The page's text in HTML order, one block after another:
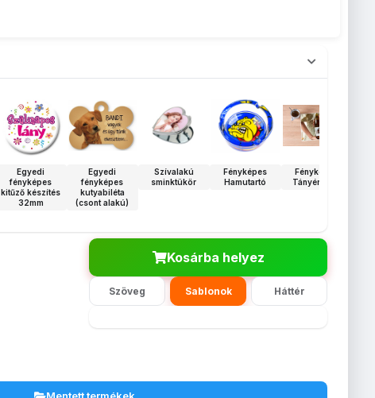
Egyedi
fényképes
kitűző készítés
32mm
Egyedi
fényképes
kutyabiléta
(csont alakú)
Szívalakú
sminktükör
Fényképes
Hamutartó
Fényképes
Tányéralátét
Kosárba helyez
Szöveg Sablonok Háttér